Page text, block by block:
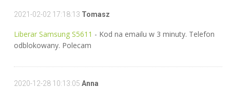
2021-02-02 17:18:13 Tomasz
Liberar Samsung S5611 - Kod na emailu w 3 minuty. Telefon
odblokowany. Polecam
2020-12-28 10:13:05 Anna